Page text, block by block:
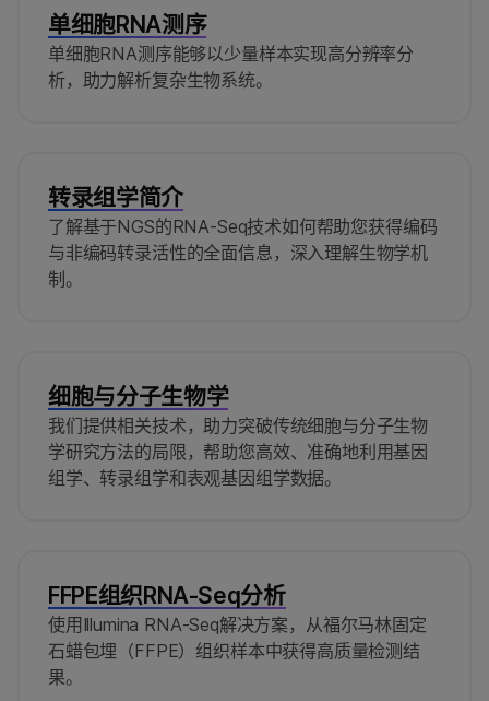
单细胞RNA测序
单细胞RNA测序能够以少量样本实现高分辨率分
析，助力解析复杂生物系统。
转录组学简介
了解基于NGS的RNA-Seq技术如何帮助您获得编码
与非编码转录活性的全面信息，深入理解生物学机
制。
细胞与分子生物学
我们提供相关技术，助力突破传统细胞与分子生物
学研究方法的局限，帮助您高效、准确地利用基因
组学、转录组学和表观基因组学数据。
FFPE组织RNA-Seq分析
使用Illumina RNA-Seq解决方案，从福尔马林固定
石蜡包埋（FFPE）组织样本中获得高质量检测结
果。